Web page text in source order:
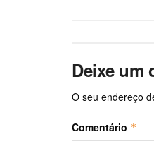
Deixe um
O seu endereço
Comentário *